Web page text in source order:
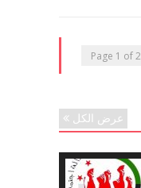
Page 1 of 2
عرض الكل